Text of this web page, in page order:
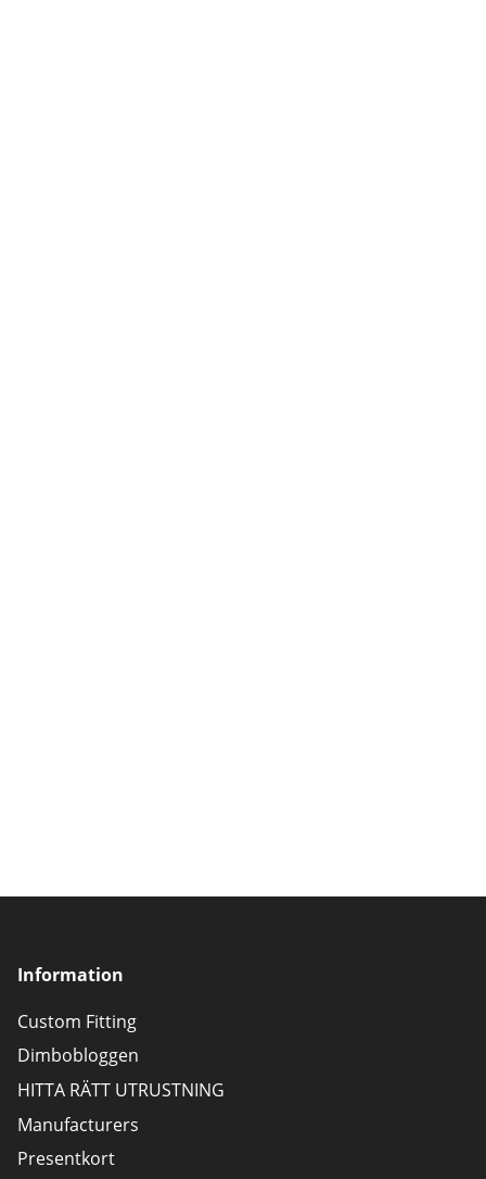
Information
Custom Fitting
Dimbobloggen
HITTA RÄTT UTRUSTNING
Manufacturers
Presentkort